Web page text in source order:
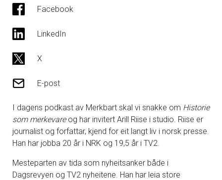
Facebook
LinkedIn
X
E-post
I dagens podkast av Merkbart skal vi snakke om Historie
som merkevareog har invitert Arill Riise i studio. Riise er
journalist og forfattar, kjend for eit langt liv i norsk presse.
Han har jobba 20 år i NRK og 19,5 år i TV2.
Mesteparten av tida som nyheitsanker både i
Dagsrevyen og TV2 nyheitene. Han har leia store